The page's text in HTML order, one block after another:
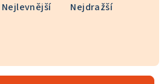
Nejlevnější Nejdražší